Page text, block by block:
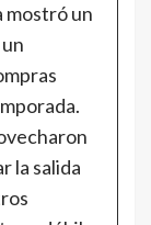
mostró un
la salida